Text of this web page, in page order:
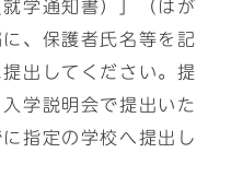
就学通知書）」（はが
、保護者氏名等を記
出してください。提
学説明会で提出いた
指定の学校へ提出し